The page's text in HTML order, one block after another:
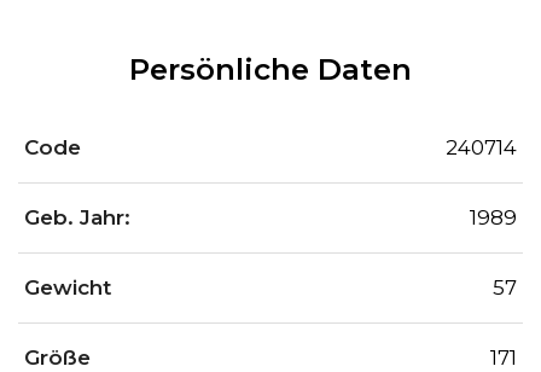
Persönliche Daten
Code 240714
Geb. Jahr: 1989
Gewicht 57
Größe 171